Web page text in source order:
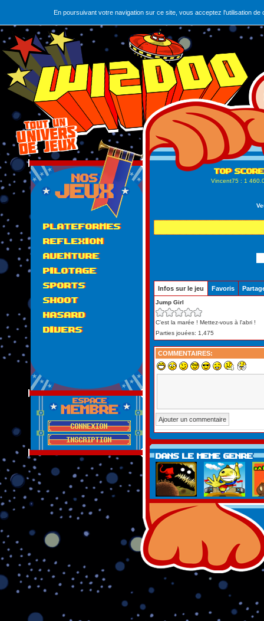
En poursuivant votre navigation sur ce site, vous acceptez l'utilisation
PLATEFORMES
REFLEXION
AVENTURE
PILOTAGE
SPORTS
SHOOT
HASARD
DIVERS
Vincent75 : 1
Le plugin "Flash
Pour jouer à ce jeu,
l'émulation de
Cliquez ici
Infos sur le jeu Favoris
Jump Girl
C'est la marée ! Mettez-vous à l'abri !
Parties jouées: 1,475
COMMENTAIRES: